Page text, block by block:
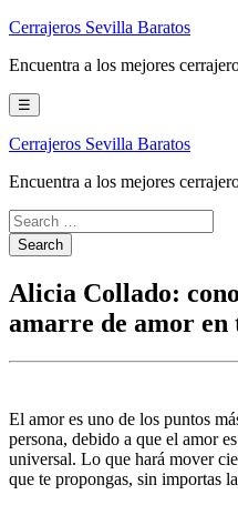
Skip
content
Cerrajeros Sevilla Baratos
Encuentra a los mejores
☰
Cerrajeros Sevilla Baratos
Encuentra a los mejores
Alicia Collado:
amarre de amor en
El amor es uno de los puntos
persona, debido a que el amor
universal. Lo que hará mover
que te propongas, sin importas